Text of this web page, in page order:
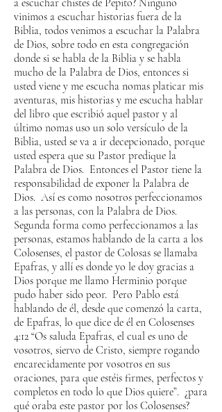
a escuchar chistes de Pepito? Ninguno
vinimos a escuchar historias fuera de la
Biblia, todos venimos a escuchar la Palabra
de Dios, sobre todo en esta congregación
donde si se habla de la Biblia y se habla
mucho de la Palabra de Dios, entonces si
usted viene y me escucha nomas platicar mis
aventuras, mis historias y me escucha hablar
del libro que escribió aquel pastor y al
último nomas uso un solo versículo de la
Biblia, usted se va a ir decepcionado, porque
usted espera que su Pastor predique la
Palabra de Dios. Entonces el Pastor tiene la
responsabilidad de exponer la Palabra de
Dios. Así es como nosotros perfeccionamos
a las personas, con la Palabra de Dios.
Segunda forma como perfeccionamos a las
personas, estamos hablando de la carta a los
Colosenses, el pastor de Colosas se llamaba
Epafras, y allí es donde yo le doy gracias a
Dios porque me llamo Herminio porque
pudo haber sido peor. Pero Pablo está
hablando de él, desde que comenzó la carta,
de Epafras, lo que dice de él en Colosenses
4:12 “Os saluda Epafras, el cual es uno de
vosotros, siervo de Cristo, siempre rogando
encarecidamente por vosotros en sus
oraciones, para que estéis firmes, perfectos y
completos en todo lo que Dios quiere”. ¿para
qué oraba este pastor por los Colosenses?